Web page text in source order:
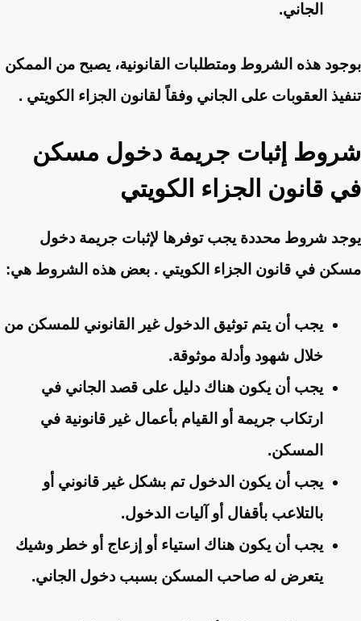
الجاني.
بوجود هذه الشروط ومتطلبات القانونية، يصبح من الممكن
تنفيذ العقوبات على الجاني وفقاً لقانون الجزاء الكويتي .
شروط إثبات جريمة دخول مسكن
في قانون الجزاء الكويتي
يوجد شروط محددة يجب توفرها لإثبات جريمة دخول
مسكن في قانون الجزاء الكويتي . بعض هذه الشروط هي:
يجب أن يتم توثيق الدخول غير القانوني للمسكن من
خلال شهود وأدلة موثوقة.
يجب أن يكون هناك دليل على قصد الجاني في
ارتكاب جريمة أو القيام بأعمال غير قانونية في
المسكن.
يجب أن يكون الدخول تم بشكل غير قانوني أو
بالتلاعب بأقفال أو آليات الدخول.
يجب أن يكون هناك استياء أو إزعاج أو خطر وشيك
يتعرض له صاحب المسكن بسبب دخول الجاني.